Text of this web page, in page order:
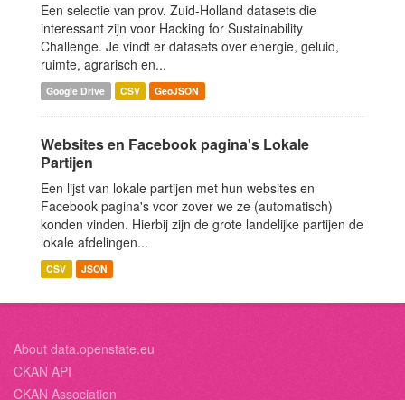
Een selectie van prov. Zuid-Holland datasets die
interessant zijn voor Hacking for Sustainability
Challenge. Je vindt er datasets over energie, geluid,
ruimte, agrarisch en...
Google Drive CSV GeoJSON
Websites en Facebook pagina's Lokale
Partijen
Een lijst van lokale partijen met hun websites en
Facebook pagina's voor zover we ze (automatisch)
konden vinden. Hierbij zijn de grote landelijke partijen de
lokale afdelingen...
CSV JSON
About data.openstate.eu
CKAN API
CKAN Association